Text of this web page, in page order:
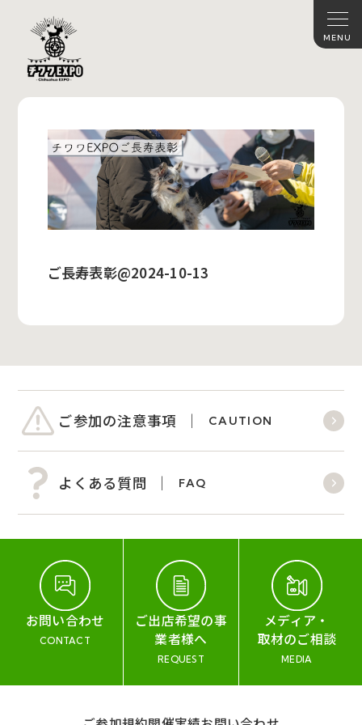
ご長寿表彰@2024-10-13
ご参加の注意事項 CAUTION
よくある質問 FAQ
お問い合わせ
CONTACT
ご出店希望の事
業者様へ
REQUEST
メディア・
取材のご相談
MEDIA